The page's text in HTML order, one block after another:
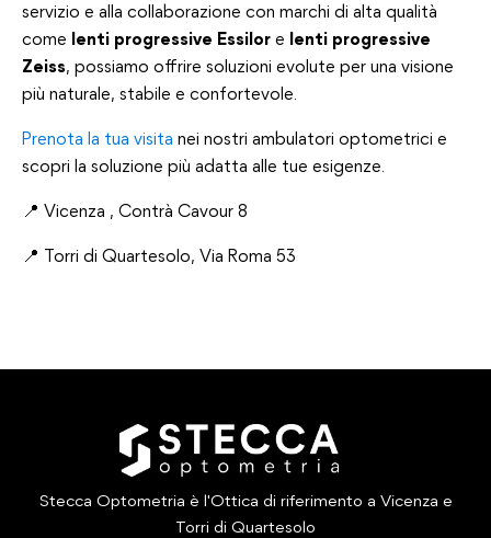
servizio e alla collaborazione con marchi di alta qualità
come lenti progressive Essilor e lenti progressive
Zeiss, possiamo offrire soluzioni evolute per una visione
più naturale, stabile e confortevole.
Prenota la tua visita nei nostri ambulatori optometrici e
scopri la soluzione più adatta alle tue esigenze.
📍 Vicenza , Contrà Cavour 8
📍 Torri di Quartesolo, Via Roma 53
Stecca Optometria è l'Ottica di riferimento a Vicenza e
Torri di Quartesolo